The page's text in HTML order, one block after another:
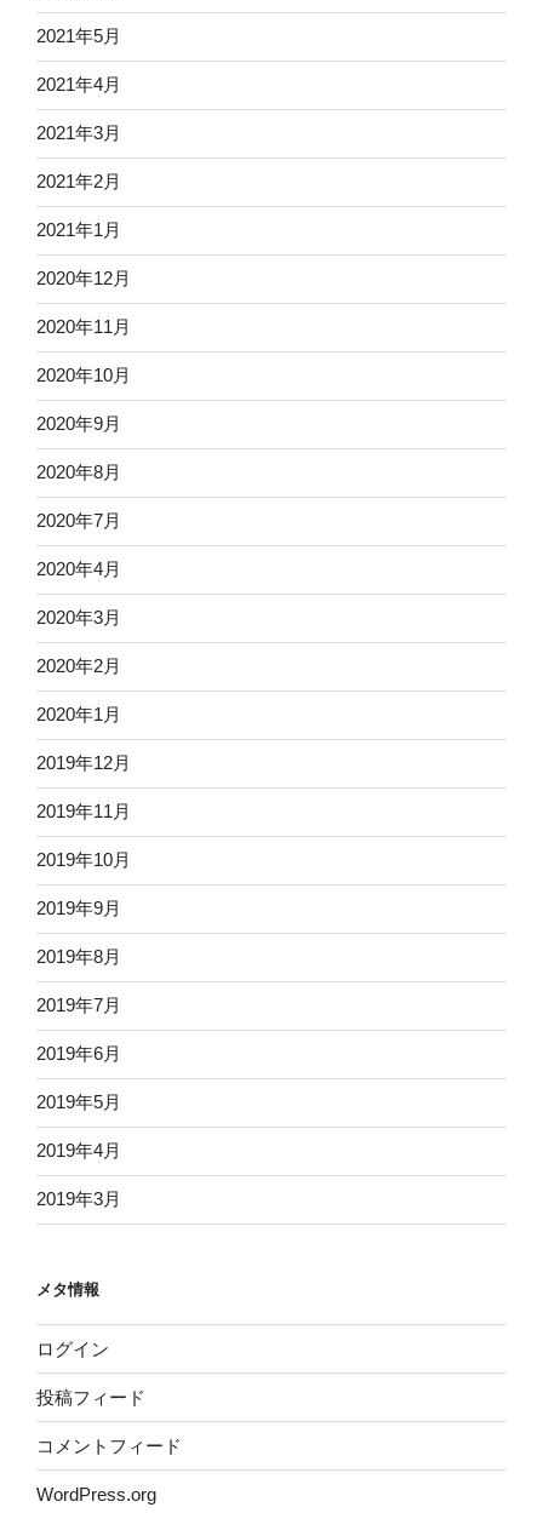
2021年5月
2021年4月
2021年3月
2021年2月
2021年1月
2020年12月
2020年11月
2020年10月
2020年9月
2020年8月
2020年7月
2020年4月
2020年3月
2020年2月
2020年1月
2019年12月
2019年11月
2019年10月
2019年9月
2019年8月
2019年7月
2019年6月
2019年5月
2019年4月
2019年3月
メタ情報
ログイン
投稿フィード
コメントフィード
WordPress.org